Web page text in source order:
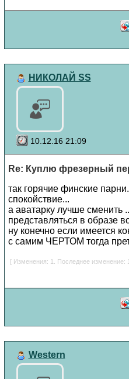
НИКОЛАЙ SS
10.12.16 21:09
Re: Куплю фрезерный
так горячие финские
спокойствие...
а аватарку лучше сменить
представляться в образе
ну конечно если имеется
с самим ЧЕРТОМ тогда
[ Изменения: 1. Последнее
Western